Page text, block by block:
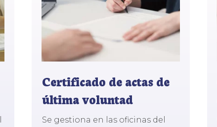
Certificado de actas de
última voluntad
Se gestiona en las oficinas del